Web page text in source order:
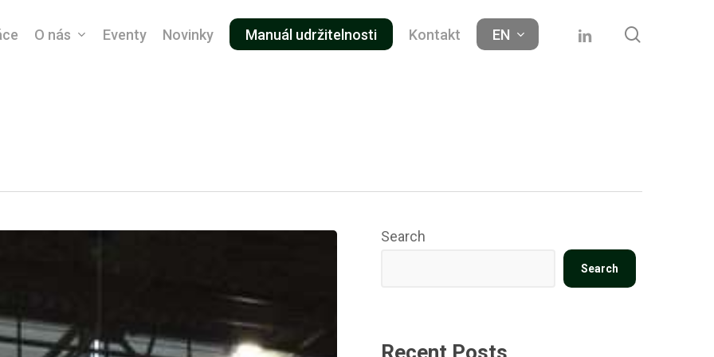
O nás Eventy Novinky Manuál udržitelnosti Kontakt EN linkedin
Search
Search
Recent Posts